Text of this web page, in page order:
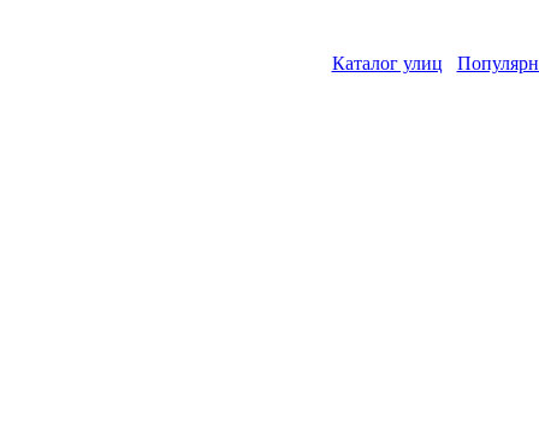
Каталог улиц